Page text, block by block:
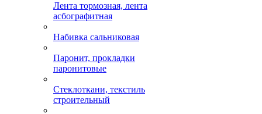
Лента тормозная, лента
асбографитная
Набивка сальниковая
Паронит, прокладки
паронитовые
Стеклоткани, текстиль
строительный